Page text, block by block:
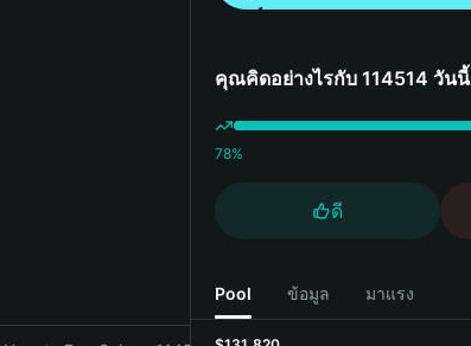
คุณคิดอย่างไรกับ 114514 วันนี้
78%
ดี
Pool ข้อมูล มาแรง